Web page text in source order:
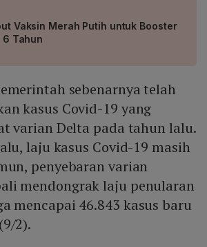
Vaksin Merah Putih untuk Booster
6 Tahun
sebenarnya telah
kasus Covid-19 yang
varian Delta pada tahun lalu.
laju kasus Covid-19 masih
penyebaran varian
mendongrak laju penularan
mencapai 46.843 kasus baru
2).